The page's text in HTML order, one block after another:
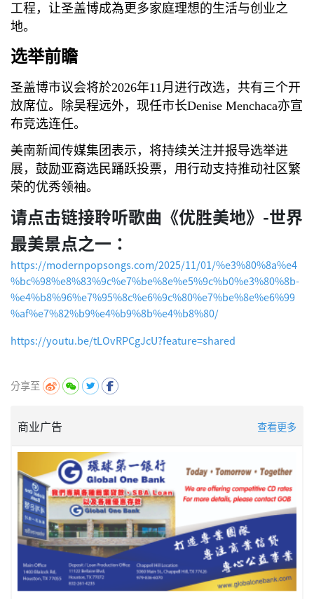
工程，让圣盖博成為更多家庭理想的生活与创业之
地。
选举前瞻
圣盖博市议会将於2026年11月进行改选，共有三个开
放席位。除吴程远外，现任市长Denise Menchaca亦宣
布竞选连任。
美南新闻传媒集团表示，将持续关注并报导选举进
展，鼓励亚裔选民踊跃投票，用行动支持推动社区繁
荣的优秀领袖。
请点击链接聆听歌曲《优胜美地》-世界
最美景点之一：
https://modernpopsongs.com/2025/11/01/%e3%80%8a%e4
%bc%98%e8%83%9c%e7%be%8e%e5%9c%b0%e3%80%8b-
%e4%b8%96%e7%95%8c%e6%9c%80%e7%be%8e%e6%99
%af%e7%82%b9%e4%b9%8b%e4%b8%80/
https://youtu.be/tLOvRPCgJcU?feature=shared
分享至
商业广告 查看更多